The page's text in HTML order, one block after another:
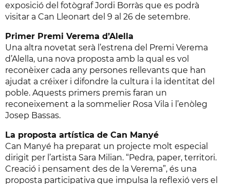
exposició del fotògraf Jordi Borràs que es podrà
visitar a Can Lleonart del 9 al 26 de setembre.
Primer Premi Verema d’Alella
Una altra novetat serà l’estrena del Premi Verema
d’Alella, una nova proposta amb la qual es vol
reconèixer cada any persones rellevants que han
ajudat a créixer i difondre la cultura i la identitat del
poble. Aquests primers premis faran un
reconeixement a la sommelier Rosa Vila i l’enòleg
Josep Bassas.
La proposta artística de Can Manyé
Can Manyé ha preparat un projecte molt especial
dirigit per l’artista Sara Milian. “Pedra, paper, territori.
Creació i pensament des de la Verema”, és una
proposta participativa que impulsa la reflexió vers el